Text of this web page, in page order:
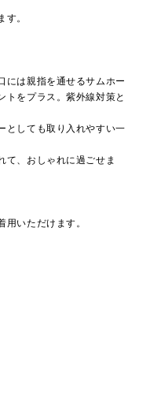
す。
には親指を通せるサムホー
トをプラス。紫外線対策と
としても取り入れやすい一
て、おしゃれに過ごせま
用いただけます。